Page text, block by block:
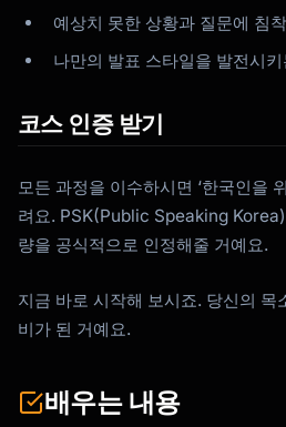
예상치 못한 상황과 질문에 침
나만의 발표 스타일을 발전시
코스 인증 받기
모든 과정을 이수하시면 ‘한국인을
려요. PSK(Public Speaking
량을 공식적으로 인정해줄 거예요.
지금 바로 시작해 보시죠. 당신의 목
비가 된 거예요.
배우는 내용